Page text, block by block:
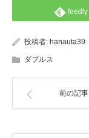
feedly
投稿者: hanauta39
ダブルス
前の記事